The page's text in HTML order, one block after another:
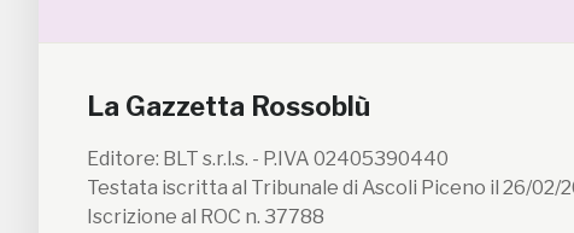
La Gazzetta Rossoblù
Editore: BLT s.r.l.s. - P.IVA 02405390440
Testata iscritta al Tribunale di Ascoli Piceno il 26/02/
Iscrizione al ROC n. 37788